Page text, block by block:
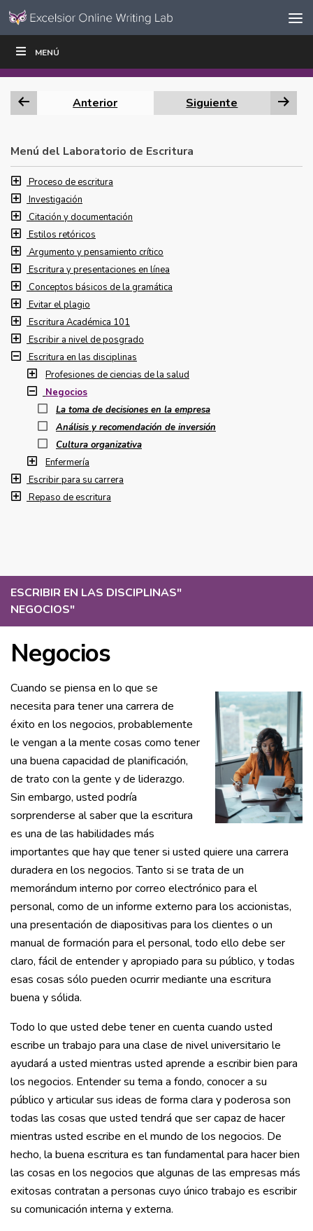
Ir al contenido
navegación
MENÚ
ESCRIBIR EN LAS DISCIPLINAS"
NEGOCIOS"
Negocios
Cuando se piensa en lo que se
necesita para tener una carrera de
éxito en los negocios, probablemente
le vengan a la mente cosas como tener
una buena capacidad de planificación,
de trato con la gente y de liderazgo.
Sin embargo, usted podría
sorprenderse al saber que la escritura
es una de las habilidades más
importantes que hay que tener si usted quiere una carrera
duradera en los negocios. Tanto si se trata de un
memorándum interno por correo electrónico para el
personal, como de un informe externo para los accionistas,
una presentación de diapositivas para los clientes o un
manual de formación para el personal, todo ello debe ser
claro, fácil de entender y apropiado para su público, y todas
esas cosas sólo pueden ocurrir mediante una escritura
buena y sólida.
Todo lo que usted debe tener en cuenta cuando usted
escribe un trabajo para una clase de nivel universitario le
ayudará a usted mientras usted aprende a escribir bien para
los negocios. Entender su tema a fondo, conocer a su
público y articular sus ideas de forma clara y poderosa son
todas las cosas que usted tendrá que ser capaz de hacer
mientras usted escribe en el mundo de los negocios. De
hecho, la buena escritura es tan fundamental para hacer bien
las cosas en los negocios que algunas de las empresas más
exitosas contratan a personas cuyo único trabajo es escribir
su comunicación interna y externa.
ESCRIBIR
Anterior Siguiente
Menú del Laboratorio de Escritura
Proceso de escritura
Investigación
Citación y documentación
Estilos retóricos
Argumento y pensamiento crítico
Escritura y presentaciones en línea
Conceptos básicos de la gramática
Evitar el plagio
Escritura Académica 101
Escribir a nivel de posgrado
Escritura en las disciplinas
Profesiones de ciencias de la salud
Negocios
La toma de decisiones en la empresa
Análisis y recomendación de inversión
Cultura organizativa
Enfermería
Escribir para su carrera
Repaso de escritura